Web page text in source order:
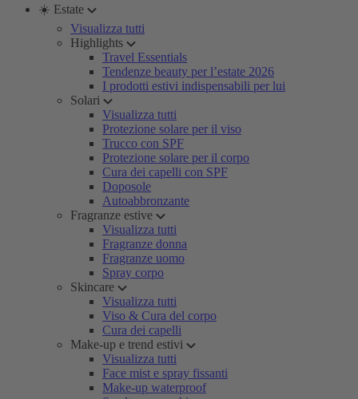
☀️ Estate
Visualizza tutti
Highlights
Travel Essentials
Tendenze beauty per l’estate 2026
I prodotti estivi indispensabili per lui
Solari
Visualizza tutti
Protezione solare per il viso
Trucco con SPF
Protezione solare per il corpo
Cura dei capelli con SPF
Doposole
Autoabbronzante
Fragranze estive
Visualizza tutti
Fragranze donna
Fragranze uomo
Spray corpo
Skincare
Visualizza tutti
Viso & Cura del corpo
Cura dei capelli
Make-up e trend estivi
Visualizza tutti
Face mist e spray fissanti
Make-up waterproof